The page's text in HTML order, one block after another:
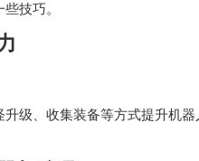
技巧。
级、收集装备等方式提升机